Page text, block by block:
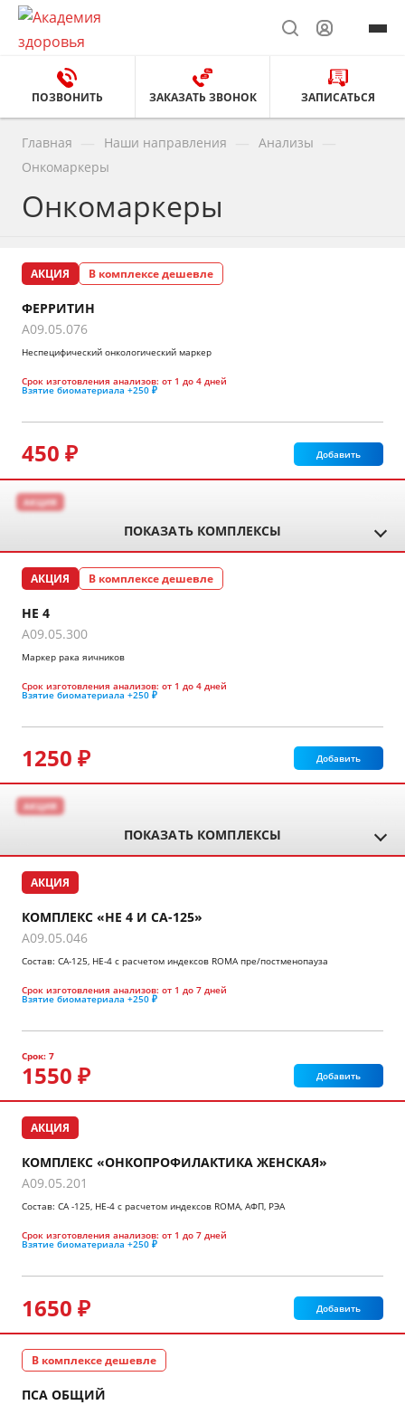
ПОЗВОНИТЬ ЗАКАЗАТЬ ЗВОНОК ЗАПИСАТЬСЯ
Главная Наши направления Анализы
Онкомаркеры
Онкомаркеры
АКЦИЯ В комплексе дешевле
ФЕРРИТИН
A09.05.076
Неспецифический онкологический маркер
Срок изготовления анализов: от 1 до 4 дней
Взятие биоматериала +250 ₽
450 ₽ Добавить
АКЦИЯ
ПОКАЗАТЬ КОМПЛЕКСЫ
АКЦИЯ В комплексе дешевле
HE 4
A09.05.300
Маркер рака яичников
Срок изготовления анализов: от 1 до 4 дней
Взятие биоматериала +250 ₽
1250 ₽ Добавить
АКЦИЯ
ПОКАЗАТЬ КОМПЛЕКСЫ
АКЦИЯ
КОМПЛЕКС «НЕ 4 И СА-125»
A09.05.046
Состав: СА-125, НЕ-4 с расчетом индексов ROMA пре/постменопауза
Срок изготовления анализов: от 1 до 7 дней
Взятие биоматериала +250 ₽
Срок: 7
1550 ₽ Добавить
АКЦИЯ
КОМПЛЕКС «ОНКОПРОФИЛАКТИКА ЖЕНСКАЯ»
A09.05.201
Состав: СА -125, НЕ-4 с расчетом индексов ROMA, АФП, РЭА
Срок изготовления анализов: от 1 до 7 дней
Взятие биоматериала +250 ₽
1650 ₽ Добавить
В комплексе дешевле
ПСА ОБЩИЙ